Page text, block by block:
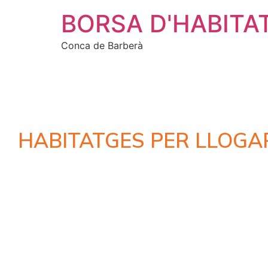
BORSA
Conca de Barberà
HABITATGES PER